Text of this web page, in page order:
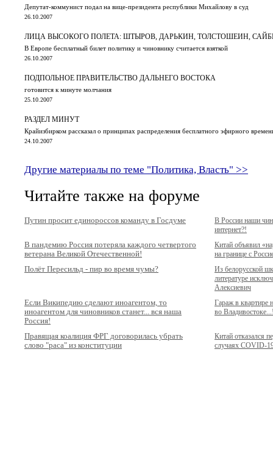
Депутат-коммунист подал на вице-президента республики Михайлову в суд
26.10.2007
ЛИЦА ВЫСОКОГО ПОЛЕТА: ШТЫРОВ, ДАРЬКИН, ТОЛСТОШЕИН,
В Европе бесплатный билет политику и чиновнику считается взяткой
26.10.2007
ПОДПОЛЬНОЕ ПРАВИТЕЛЬСТВО ДАЛЬНЕГО ВОСТОКА
готовится к минуте молчания
25.10.2007
РАЗДЕЛ МИНУТ
Крайизбирком рассказал о принципах распределения бесплатного эфирного
24.10.2007
Другие материалы по теме "Политика, Власть" >>
Читайте также на форуме
Путин просит единороссов команду в Госдуме
В России наши
интернет?!
В пандемию Россия потеряла каждого четвертого
ветерана Великой Отечественной!
Китай объявил
на границе с
Полёт Пересильд - пир во время чумы?
Из белорусской
литературе
Алексиевич
Если Википедию сделают иноагентом, то
иноагентом для чиновников станет... вся наша
Россия!
Гараж в
во
Правящая коалиция ФРГ договорилась убрать
слово "раса" из конституции
Китай отказался
случаях COVID-